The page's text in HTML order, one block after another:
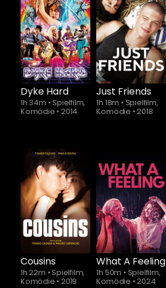
Schauen Sie
ab$5.90
Dyke Hard
1h 34m • Spielfilm,
Komödie • 2014
Just Friends
1h 18m • Spielfilm,
Komödie •2018
Cousins
1h 22m • Spielfilm,
Komödie • 2019
Schauen Sie
ab$5.90
What A Feeling
1h 50m • Spielfilm,
Komödie •2024